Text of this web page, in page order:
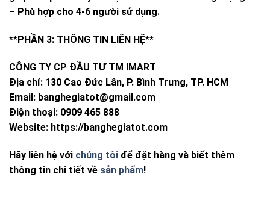
– Phù hợp cho 4-6 người sử dụng.
**PHẦN 3: THÔNG TIN LIÊN HỆ**
CÔNG TY CP ĐẦU TƯ TM IMART
Địa chỉ: 130 Cao Đức Lân, P. Bình Trưng, TP. HCM
Email: banghegiatot@gmail.com
Điện thoại: 0909 465 888
Website: https://banghegiatot.com
Hãy liên hệ với chúng tôi để đặt hàng và biết thêm
thông tin chi tiết về sản phẩm!